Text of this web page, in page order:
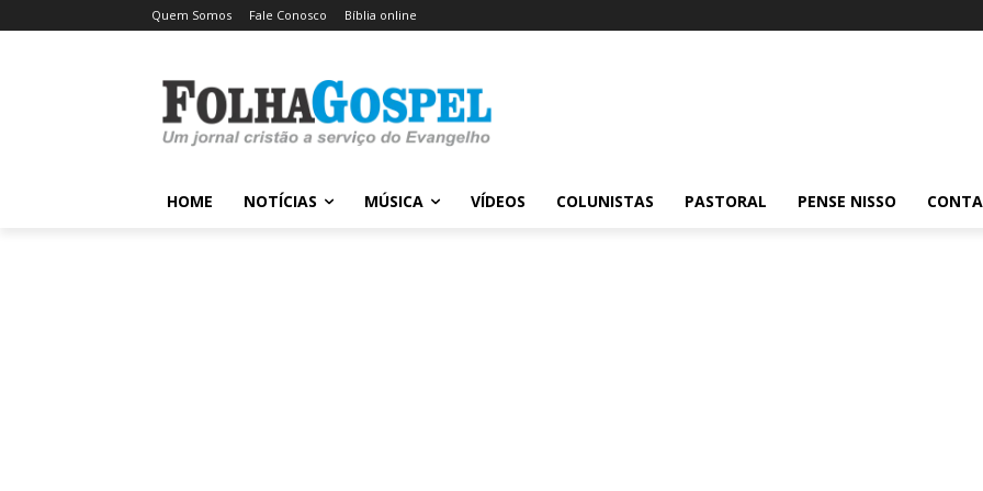
Quem Somos Fale Conosco Bíblia online
HOME NOTÍCIAS MÚSICA VÍDEOS COLUNISTAS PASTORAL PENSE NISSO